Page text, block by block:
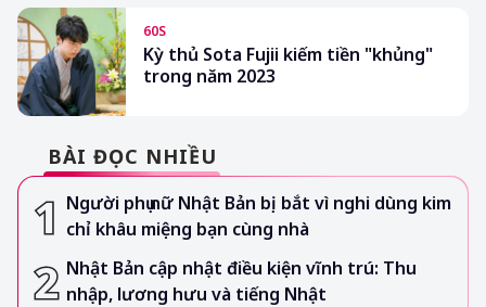
60S
Kỳ thủ Sota Fujii kiếm tiền "khủng"
trong năm 2023
BÀI ĐỌC NHIỀU
Người phụ nữ Nhật Bản bị bắt vì nghi dùng kim
chỉ khâu miệng bạn cùng nhà
Nhật Bản cập nhật điều kiện vĩnh trú: Thu
nhập, lương hưu và tiếng Nhật